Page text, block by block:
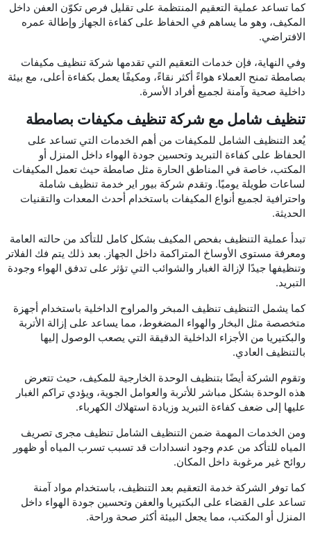
كما تساعد عملية التعقيم المنتظمة على تقليل فرص تكوّن العفن داخل
المكيف، وهو ما يساهم في الحفاظ على كفاءة الجهاز وإطالة عمره
الافتراضي.
وفي النهاية، فإن خدمات التعقيم التي تقدمها شركة تنظيف مكيفات
بصامطة تمنح العملاء هواءً أكثر نقاءً، ومكيفًا يعمل بكفاءة أعلى، مع بيئة
داخلية صحية وآمنة لجميع أفراد الأسرة.
تنظيف شامل مع شركة تنظيف مكيفات بصامطة
يُعد التنظيف الشامل للمكيفات من أهم الخدمات التي تساعد على
الحفاظ على كفاءة التبريد وتحسين جودة الهواء داخل المنزل أو
المكتب، خاصة في المناطق الحارة مثل صامطة حيث تعمل المكيفات
لساعات طويلة يوميًا. وتقدم شركة بيور اير خدمة تنظيف شاملة
واحترافية لجميع أنواع المكيفات باستخدام أحدث المعدات والتقنيات
الحديثة.
تبدأ عملية التنظيف بفحص المكيف بشكل كامل للتأكد من حالته العامة
ومعرفة مستوى الأوساخ المتراكمة داخل الجهاز. بعد ذلك يتم فك الفلاتر
وتنظيفها جيدًا لإزالة الغبار والشوائب التي تؤثر على تدفق الهواء وجودة
التبريد.
كما يشمل التنظيف تنظيف المبخر والمراوح الداخلية باستخدام أجهزة
متخصصة مثل البخار والهواء المضغوط، مما يساعد على إزالة الأتربة
والبكتيريا من الأجزاء الداخلية الدقيقة التي يصعب الوصول إليها
بالتنظيف العادي.
وتقوم الشركة أيضًا بتنظيف الوحدة الخارجية للمكيف، حيث تتعرض
هذه الوحدة بشكل مباشر للأتربة والعوامل الجوية، ويؤدي تراكم الغبار
عليها إلى ضعف كفاءة التبريد وزيادة استهلاك الكهرباء.
ومن الخدمات المهمة ضمن التنظيف الشامل تنظيف مجرى تصريف
المياه للتأكد من عدم وجود انسدادات قد تسبب تسرب المياه أو ظهور
روائح غير مرغوبة داخل المكان.
كما توفر الشركة خدمة التعقيم بعد التنظيف، باستخدام مواد آمنة
تساعد على القضاء على البكتيريا والعفن وتحسين جودة الهواء داخل
المنزل أو المكتب، مما يجعل البيئة أكثر صحة وراحة.